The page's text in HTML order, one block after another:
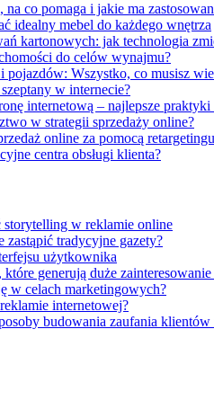
na co pomaga i jakie ma
idealny mebel do każdego wnętrza
kartonowych: jak technologia
do celów wynajmu?
Wszystko, co musisz
w internecie?
internetową – najlepsze praktyki
w strategii sprzedaży online?
online za pomocą
centra obsługi klienta?
storytelling w reklamie online
zastąpić tradycyjne gazety?
użytkownika
generują duże
w celach marketingowych?
internetowej?
budowania zaufania